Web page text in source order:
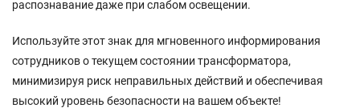
распознавание даже при слабом освещении.
Используйте этот знак для мгновенного информирования
сотрудников о текущем состоянии трансформатора,
минимизируя риск неправильных действий и обеспечивая
высокий уровень безопасности на вашем объекте!